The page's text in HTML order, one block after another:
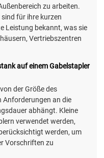
zu arbeiten.
für ihre kurzen
Leistung bekannt, was sie
Vertriebszentren
auf einem Gabelstapler
der Größe des
Anforderungen an die
abhängt. Kleine
verwendet werden,
werden, um
Vorschriften zu